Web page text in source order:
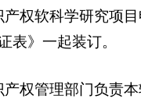
权软科学研究项
表》一起装订。
权管理部门负责